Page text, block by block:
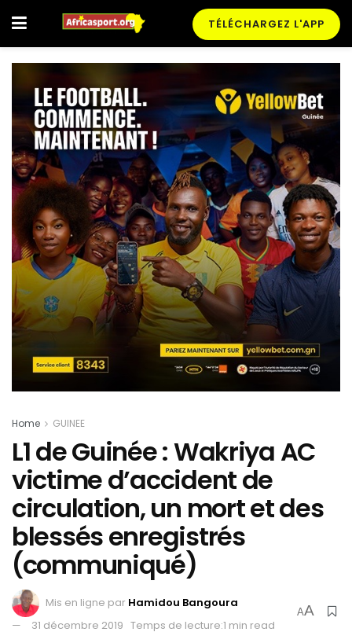
TÉLÉCHARGEZ L'APP
Home GUINEE
L1 de Guinée : Wakriya AC
victime d’accident de
circulation, un mort et des
blessés enregistrés
(communiqué)
Mis en ligne par Hamidou Bangoura
31 décembre 2019 Temps de lecture:1 min read
AA